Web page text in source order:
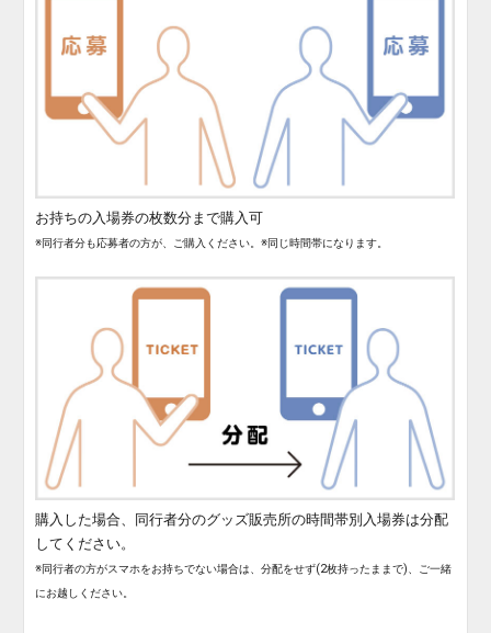
お持ちの入場券の枚数分まで購入可
※同行者分も応募者の方が、ご購入ください。※同じ時間帯になります。
購入した場合、同行者分のグッズ販売所の時間帯別入場券は分配
してください。
※同行者の方がスマホをお持ちでない場合は、分配をせず(2枚持ったままで)、ご一緒
にお越しください。